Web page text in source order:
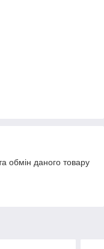
обмін даного товару